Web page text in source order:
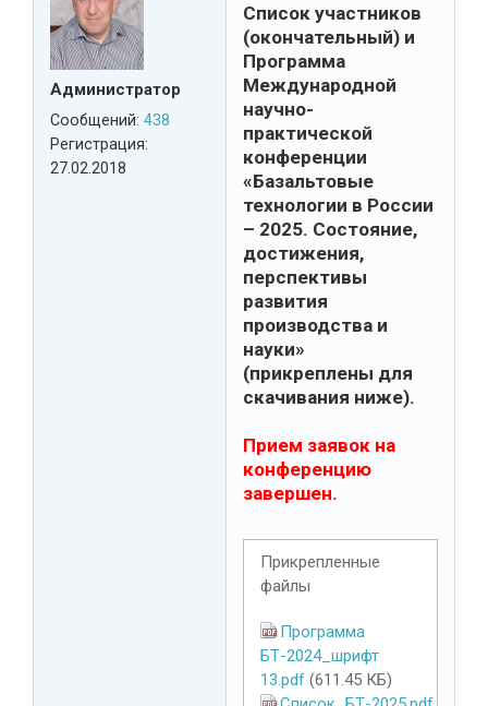
Администратор
Сообщений: 438
Регистрация:
27.02.2018
Список участников
(окончательный) и
Программа
Международной
научно-
практической
конференции
«Базальтовые
технологии в России
– 2025. Состояние,
достижения,
перспективы
развития
производства и
науки»
(прикреплены для
скачивания ниже).
Прием заявок на
конференцию
завершен.
Прикрепленные
файлы
Программа
БТ-2024_шрифт
13.pdf (611.45 КБ)